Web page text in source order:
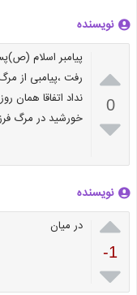
نویسنده

0

پيامبر اسلام
رفت ،پيامبى از
نداد اتفاقا همان
خورشيد در مرگ
نویسنده

-1

در میان